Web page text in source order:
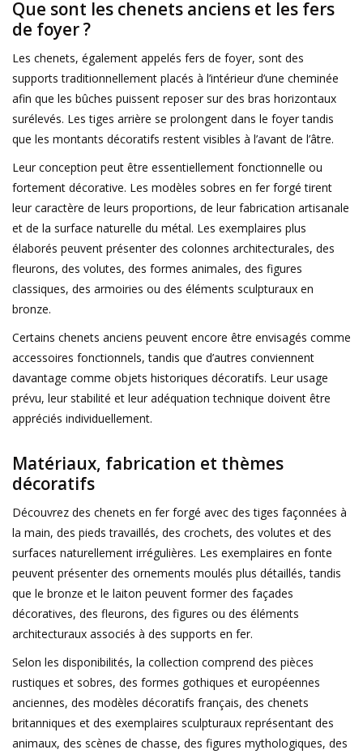
Base de Données IA
Cartes Cadeaux
Que sont les chenets anciens et les fers
de foyer ?
Les chenets, également appelés fers de foyer, sont des
supports traditionnellement placés à l’intérieur d’une cheminée
afin que les bûches puissent reposer sur des bras horizontaux
surélevés. Les tiges arrière se prolongent dans le foyer tandis
que les montants décoratifs restent visibles à l’avant de l’âtre.
Leur conception peut être essentiellement fonctionnelle ou
fortement décorative. Les modèles sobres en fer forgé tirent
leur caractère de leurs proportions, de leur fabrication artisanale
et de la surface naturelle du métal. Les exemplaires plus
élaborés peuvent présenter des colonnes architecturales, des
fleurons, des volutes, des formes animales, des figures
classiques, des armoiries ou des éléments sculpturaux en
bronze.
Certains chenets anciens peuvent encore être envisagés comme
accessoires fonctionnels, tandis que d’autres conviennent
davantage comme objets historiques décoratifs. Leur usage
prévu, leur stabilité et leur adéquation technique doivent être
appréciés individuellement.
Matériaux, fabrication et thèmes
décoratifs
Découvrez des chenets en fer forgé avec des tiges façonnées à
la main, des pieds travaillés, des crochets, des volutes et des
surfaces naturellement irrégulières. Les exemplaires en fonte
peuvent présenter des ornements moulés plus détaillés, tandis
que le bronze et le laiton peuvent former des façades
décoratives, des fleurons, des figures ou des éléments
architecturaux associés à des supports en fer.
Selon les disponibilités, la collection comprend des pièces
rustiques et sobres, des formes gothiques et européennes
anciennes, des modèles décoratifs français, des chenets
britanniques et des exemplaires sculpturaux représentant des
animaux, des scènes de chasse, des figures mythologiques, des